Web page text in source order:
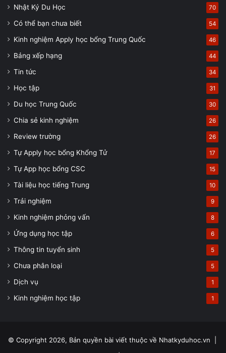
Nhật Ký Du Học 70
Có thể bạn chưa biết 54
Kinh nghiệm Apply học bổng Trung Quốc 46
Bảng xếp hạng 44
Tin tức 34
Học tập 31
Du học Trung Quốc 30
Chia sẻ kinh nghiệm 26
Review trường 26
Tự Apply học bổng Khổng Tử 17
Tự App học bổng CSC 15
Tài liệu học tiếng Trung 10
Trải nghiệm 9
Kinh nghiệm phỏng vấn 8
Ứng dụng học tập 6
Thông tin tuyển sinh 5
Chưa phân loại 5
Dịch vụ 1
Kinh nghiệm học tập 1
© Copyright 2026, Bản quyền bài viết thuộc về Nhatkyduhoc.vn |